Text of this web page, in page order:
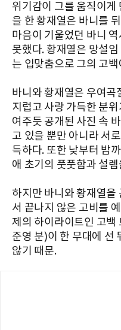
위기감이 그를 움직이게
을 한 황재열은 바니를
마음이 기울었던 바니
못했다. 황재열은 망설
는 입맞춤으로 그의 고
바니와 황재열은 우여곡
지럽고 사랑 가득한 분
여주듯 공개된 사진 속
고 있을 뿐만 아니라 서
득하다. 또한 낮부터 밤
애 초기의 풋풋함과 설
하지만 바니와 황재열을
서 끝나지 않은 고비를
제의 하이라이트인 고백
준영 분)이 한 무대에 선
않기 때문.